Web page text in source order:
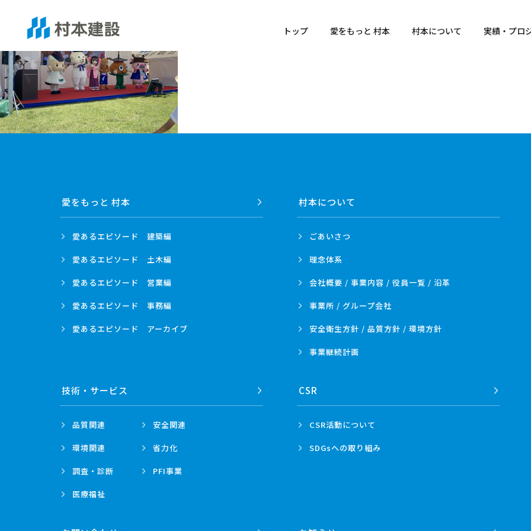
トップ 愛をもっと 村本 村本について 実績・プロ
愛をもっと 村本
愛あるエピソード 建築編
愛あるエピソード 土木編
愛あるエピソード 営業編
愛あるエピソード 事務編
愛あるエピソード アーカイブ
村本について
ごあいさつ
理念体系
会社概要 / 事業内容 / 役員一覧 / 沿革
事業所 / グループ会社
安全衛生方針 / 品質方針 / 環境方針
事業継続計画
技術・ サービス
品質関連 安全関連
環境関連 省力化
調査・診断 PFI事業
医療福祉
CSR
CSR活動について
SDGsへの取り組み